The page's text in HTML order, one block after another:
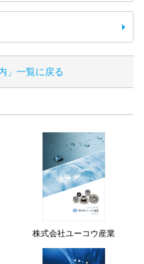
」一覧に戻る
株式会社ユーコウ産業